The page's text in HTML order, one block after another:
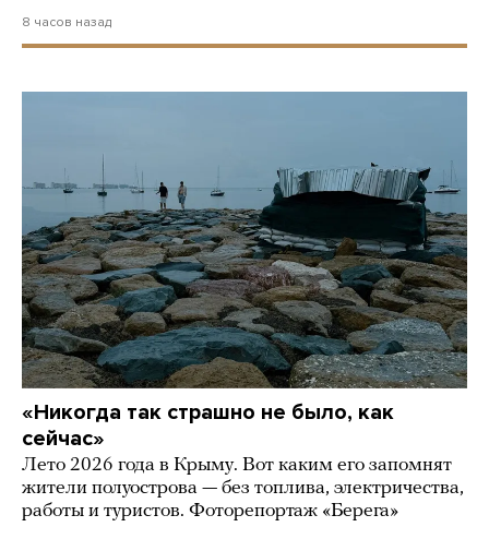
8 часов назад
«Никогда так страшно не было, как
сейчас»
Лето 2026 года в Крыму. Вот каким его запомнят
жители полуострова — без топлива, электричества,
работы и туристов. Фоторепортаж «Берега»